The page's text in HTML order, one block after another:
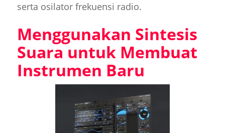
serta osilator frekuensi radio.
Menggunakan Sintesis
Suara untuk Membuat
Instrumen Baru